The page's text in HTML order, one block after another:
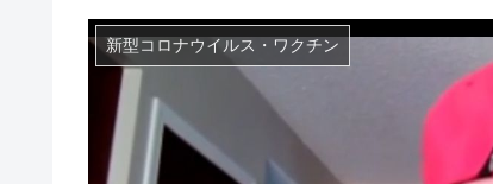
新型コロナウイルス・ワクチン